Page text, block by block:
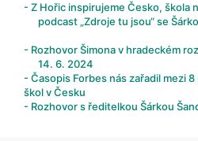
- Z Hořic inspirujeme Česko, škola
podcast „Zdroje tu jsou“ se
- Rozhovor Šimona v hradeckém
14. 6. 2024
- Časopis Forbes nás zařadil mezi
škol v Česku
- Rozhovor s ředitelkou Šárkou